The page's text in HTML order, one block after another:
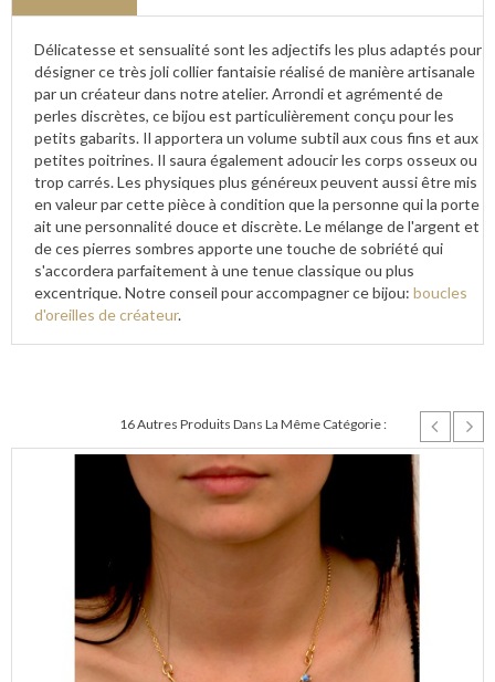
Délicatesse et sensualité sont les adjectifs les plus adaptés pour
désigner ce très joli collier fantaisie réalisé de manière artisanale
par un créateur dans notre atelier. Arrondi et agrémenté de
perles discrètes, ce bijou est particulièrement conçu pour les
petits gabarits. Il apportera un volume subtil aux cous fins et aux
petites poitrines. Il saura également adoucir les corps osseux ou
trop carrés. Les physiques plus généreux peuvent aussi être mis
en valeur par cette pièce à condition que la personne qui la porte
ait une personnalité douce et discrète. Le mélange de l'argent et
de ces pierres sombres apporte une touche de sobriété qui
s'accordera parfaitement à une tenue classique ou plus
excentrique. Notre conseil pour accompagner ce bijou: boucles
d'oreilles de créateur.
16 Autres Produits Dans La Même Catégorie :